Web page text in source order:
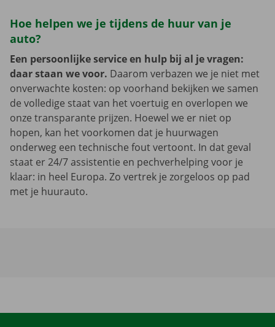
Hoe helpen we je tijdens de huur van je
auto?
Een persoonlijke service en hulp bij al je vragen:
daar staan we voor. Daarom verbazen we je niet met
onverwachte kosten: op voorhand bekijken we samen
de volledige staat van het voertuig en overlopen we
onze transparante prijzen. Hoewel we er niet op
hopen, kan het voorkomen dat je huurwagen
onderweg een technische fout vertoont. In dat geval
staat er 24/7 assistentie en pechverhelping voor je
klaar: in heel Europa. Zo vertrek je zorgeloos op pad
met je huurauto.